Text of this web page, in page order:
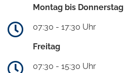
Montag bis Donnerstag
07:30 - 17:30 Uhr
Freitag
07:30 - 15:30 Uhr